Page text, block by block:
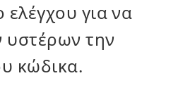
ελέγχου για να
υστέρων την
κώδικα.